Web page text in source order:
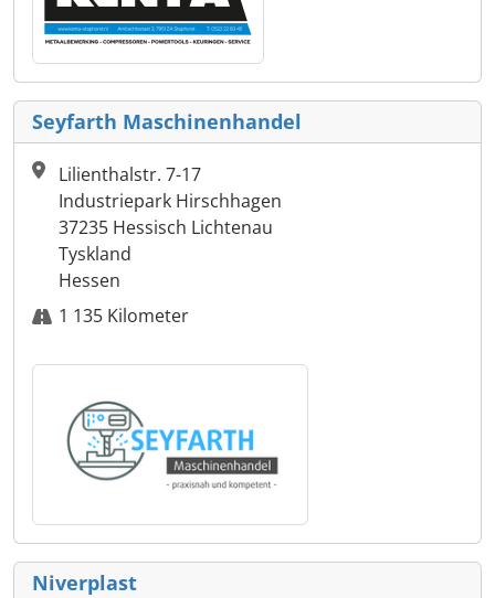
Seyfarth Maschinenhandel
Lilienthalstr. 7-17
Industriepark Hirschhagen
37235 Hessisch Lichtenau
Tyskland
Hessen
1 135 Kilometer
Niverplast